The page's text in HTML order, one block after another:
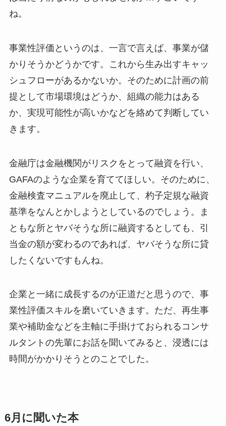
ね。
事業性評価というのは、一言で言えば、事業が儲
かりそうかどうかです。これから生み出すキャッ
シュフローがあるかないか。そのために計画の前
提として市場環境はどうか、組織の能力はある
か、実現可能性が高いかなどを絡めて判断してい
きます。
金融庁は金融機関がリスクをとって融資を行い、
GAFAのような企業を育ててほしい。そのために、
金融検査マニュアルを廃止して、杓子定規な融資
基準をなんとかしようとしているのでしょう。ま
ともな所とヤバそうな所に融資するとしても、引
当金の額が変わるのであれば、ヤバそうな所に貸
したくないですもんね。
企業と一緒に成長するのが正道だと思うので、事
業性評価スキルを磨いていきます。ただ、再生事
業や補助金などを主軸に手掛けておられるコンサ
ルタントの先輩にお話を聞いてみると、浸透には
時間がかかりそうとのことでした。
6月に聞いた本